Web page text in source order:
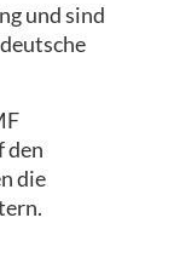
und sind
den
die